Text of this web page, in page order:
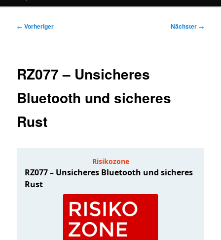
Beitragsnavigation
← Vorheriger Nächster →
RZ077 – Unsicheres
Bluetooth und sicheres
Rust